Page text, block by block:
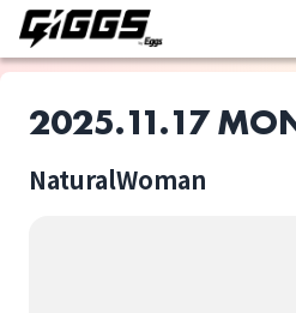
2025.11.17
NaturalWomanこのライブの取り置き